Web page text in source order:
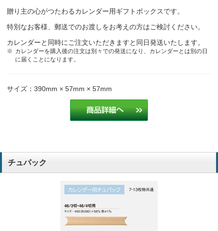
贈り主の心がつたわるカレンダー用ギフトボックスです。
特別なお客様、郵送でのお渡しをお考えの方はご検討ください。
カレンダーと同時にご注文いただきますと同日発送いたします。
カレンダーを購入後の注文は別々での発送になり、カレンダーとは別の日
に届くことになります。
サイズ：390mm × 57mm × 57mm
チュパック